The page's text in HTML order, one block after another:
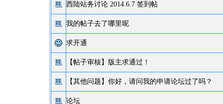
西陆站务讨论 2014.6.7 签到帖
我的帖子去了哪里呢
求开通
【帖子审核】 版主求通过！
【其他问题】你好，请问我的申请论坛过了吗？
论坛